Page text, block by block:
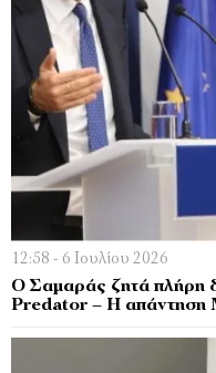
12:58 - 6 Ιουλίου 2026
Ο Σαμαράς ζητά πλήρη
Predator – Η απάντηση